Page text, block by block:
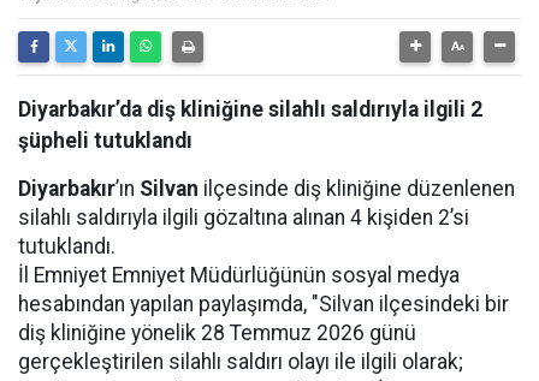
Diyarbakır’da diş kliniğine silahlı saldırıyla ilgili 2
şüpheli tutuklandı
Diyarbakır’ın Silvan ilçesinde diş kliniğine düzenlenen
silahlı saldırıyla ilgili gözaltına alınan 4 kişiden 2’si
tutuklandı.
İl Emniyet Emniyet Müdürlüğünün sosyal medya
hesabından yapılan paylaşımda, "Silvan ilçesindeki bir
diş kliniğine yönelik 28 Temmuz 2026 günü
gerçekleştirilen silahlı saldırı olayı ile ilgili olarak;